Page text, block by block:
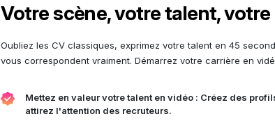
Votre scène, votre talent, votre
Oubliez les CV classiques, exprimez votre talent en 45
vous correspondent vraiment. Démarrez votre carrière en
Mettez en valeur votre talent en vidéo : Créez des
attirez l'attention des recruteurs.